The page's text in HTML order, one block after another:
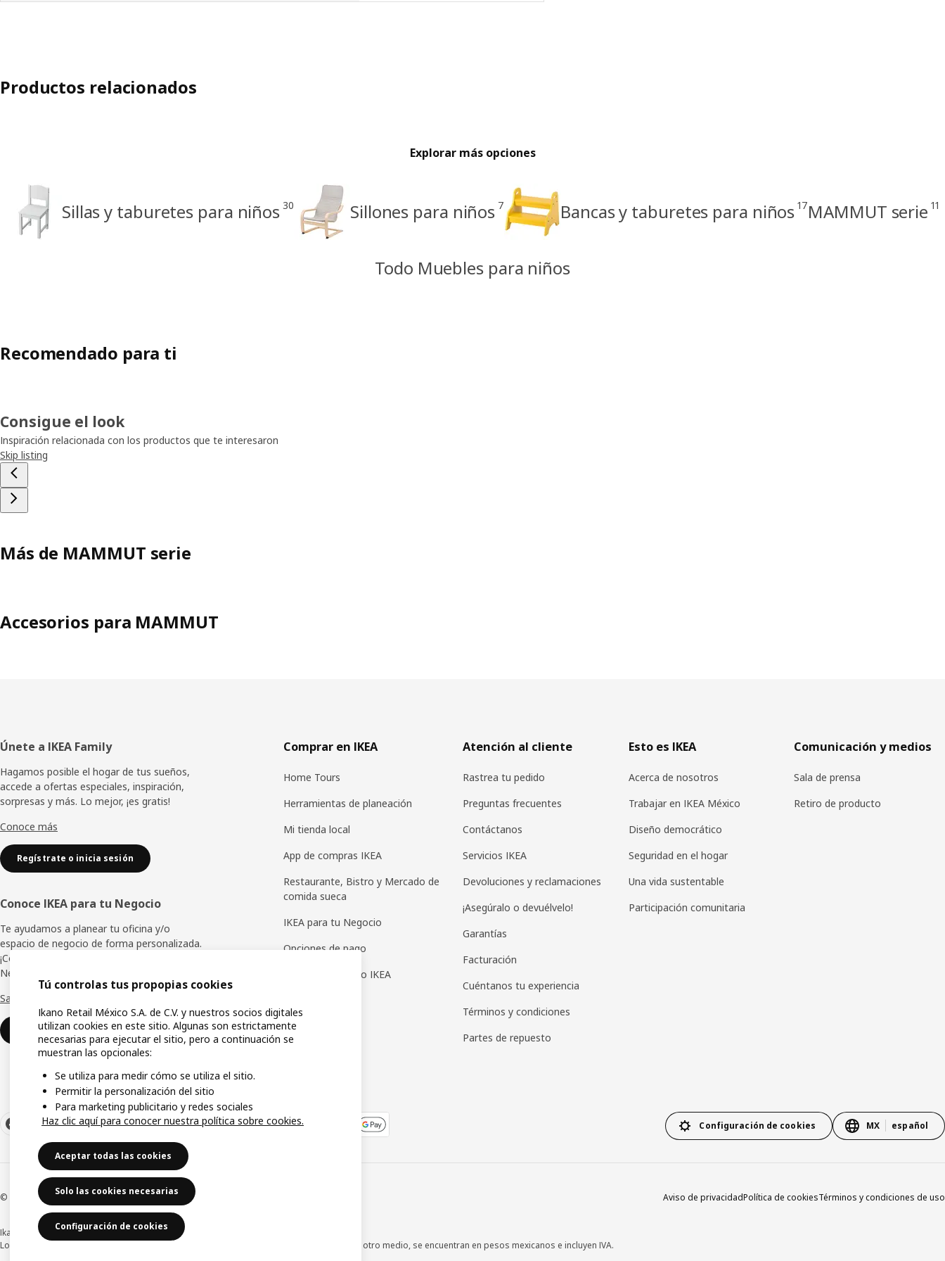
Productos relacionados
Explorar más opciones
Sillas y taburetes para niños 30 Sillones para niños 7 Bancas y taburetes para niños 17MAMMUT serie 11
Todo Muebles para niños
Recomendado para ti
Consigue el look
Inspiración relacionada con los productos que te interesaron
Skip listing
Más de MAMMUT serie
Accesorios para MAMMUT
Pie
de
página
Únete a IKEA Family
Hagamos posible el hogar de tus sueños,
accede a ofertas especiales, inspiración,
sorpresas y más. Lo mejor, ¡es gratis!
Conoce más
Regístrate o inicia sesión
Conoce IKEA para tu Negocio
Te ayudamos a planear tu oficina y/o
espacio de negocio de forma personalizada.
¡Conoce los beneficios de IKEA para tu
Negocio!
Saber más
Contáctanos
Comprar en IKEA
Home Tours
Herramientas de planeación
Mi tienda local
App de compras IKEA
Restaurante, Bistro y Mercado de
comida sueca
IKEA para tu Negocio
Opciones de pago
Tarjetas de regalo IKEA
Atención al cliente
Rastrea tu pedido
Preguntas frecuentes
Contáctanos
Servicios IKEA
Devoluciones y reclamaciones
¡Asegúralo o devuélvelo!
Garantías
Facturación
Cuéntanos tu experiencia
Términos y condiciones
Partes de repuesto
Esto es IKEA
Acerca de nosotros
Trabajar en IKEA México
Diseño democrático
Seguridad en el hogar
Una vida sustentable
Participación comunitaria
Comunicación y medios
Sala de prensa
Retiro de producto
Configuración de cookies MX español
© Inter IKEA Systems B.V.1999-2026 Aviso de privacidadPolítica de cookiesTérminos y condiciones de uso
Ikano Retail México, S.A. de C.V.
Los precios publicados en este sitio web, catálogo digital, tiendas, así como en cualquier otro medio, se encuentran en pesos mexicanos e incluyen IVA.
Tú controlas tus propopias cookies
Ikano Retail México S.A. de C.V. y nuestros socios digitales
utilizan cookies en este sitio. Algunas son estrictamente
necesarias para ejecutar el sitio, pero a continuación se
muestran las opcionales:
Se utiliza para medir cómo se utiliza el sitio.
Permitir la personalización del sitio
Para marketing publicitario y redes sociales
Haz clic aquí para conocer nuestra política sobre cookies.
Aceptar todas las cookies
Solo las cookies necesarias
Configuración de cookies